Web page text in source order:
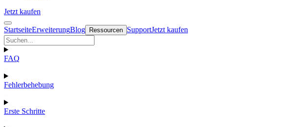
Jetzt kaufen
StartseiteErweiterungBlog Ressourcen SupportJetzt kaufen
FAQ
Fehlerbehebung
Erste Schritte